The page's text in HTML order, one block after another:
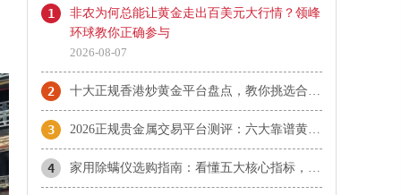
1
非农为何总能让黄金走出百美元大行情？领峰
环球教你正确参与
2026-08-07
2 十大正规香港炒黄金平台盘点，教你挑选合适开户平台
3 2026正规贵金属交易平台测评：六大靠谱黄金投资平台盘点
4 家用除螨仪选购指南：看懂五大核心指标，选对适合你的那一款